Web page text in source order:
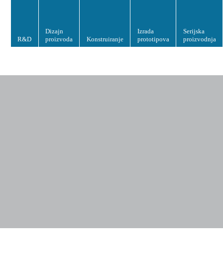
R&D
Dizajn
proizvoda
Konstruiranje
Izrada
prototipova
Serijska
proizvodnja